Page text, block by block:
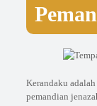
Kerandaku
pemandian